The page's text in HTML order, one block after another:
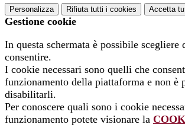
Personalizza Rifiuta tutti i cookies Accetta
Gestione cookie
In questa schermata è possibile scegliere
consentire.
I cookie necessari sono quelli che
funzionamento della piattaforma e non è
disabilitarli.
Per conoscere quali sono i cookie
funzionamento potete visionare la